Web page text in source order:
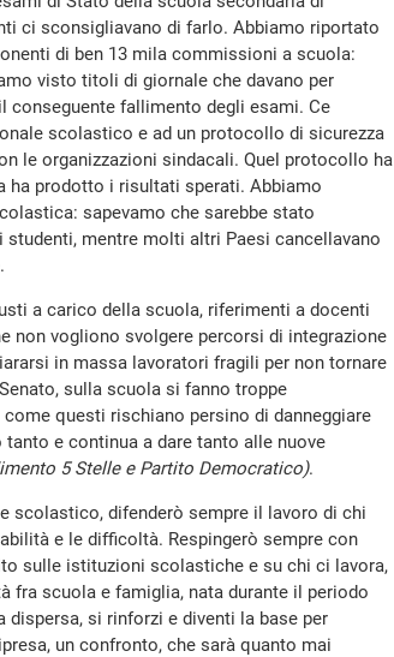
ci sconsigliavano di farlo. Abbiamo riportato
di ben 13 mila commissioni a scuola:
visto titoli di giornale che davano per
fallimento degli esami. Ce
scolastico e ad un protocollo di sicurezza
le organizzazioni sindacali. Quel protocollo ha
prodotto i risultati sperati. Abbiamo
sapevamo che sarebbe stato
mentre molti altri Paesi cancellavano
a carico della scuola, riferimenti a docenti
vogliono svolgere percorsi di integrazione
in massa lavoratori fragili per non tornare
sulla scuola si fanno troppe
questi rischiano persino di danneggiare
e continua a dare tanto alle nuove
5 Stelle e Partito Democratico).
scolastico, difenderò sempre il lavoro di chi
e le difficoltà. Respingerò sempre con
sulle istituzioni scolastiche e su chi ci lavora,
fra scuola e famiglia, nata durante il periodo
si rinforzi e diventi la base per
un confronto, che sarà quanto mai